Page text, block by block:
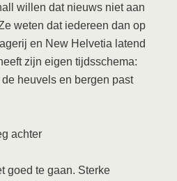
willen dat nieuws niet aan
weten dat iedereen dan op
en New Helvetia latend
zijn eigen tijdsschema:
heuvels en bergen past
achter
goed te gaan. Sterke